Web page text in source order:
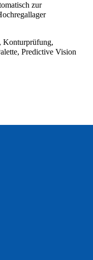
zur
Konturprüfung,
Predictive Vision